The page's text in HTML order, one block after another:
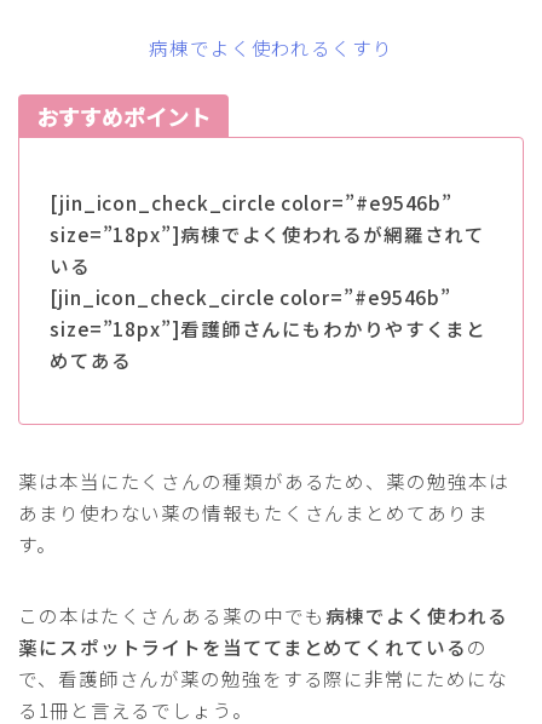
病棟でよく使われるくすり
おすすめポイント
[jin_icon_check_circle color=”#e9546b”
size=”18px”]病棟でよく使われるが網羅されて
いる
[jin_icon_check_circle color=”#e9546b”
size=”18px”]看護師さんにもわかりやすくまと
めてある
薬は本当にたくさんの種類があるため、薬の勉強本は
あまり使わない薬の情報もたくさんまとめてありま
す。
この本はたくさんある薬の中でも病棟でよく使われる
薬にスポットライトを当ててまとめてくれているの
で、看護師さんが薬の勉強をする際に非常にためにな
る1冊と言えるでしょう。